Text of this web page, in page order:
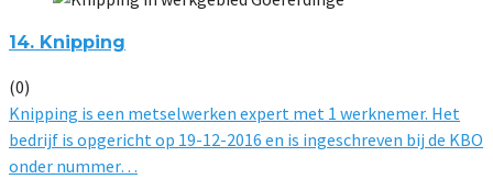
14. Knipping
(0)
Knipping is een metselwerken expert met 1 werknemer. Het
bedrijf is opgericht op 19-12-2016 en is ingeschreven bij de KBO
onder nummer…